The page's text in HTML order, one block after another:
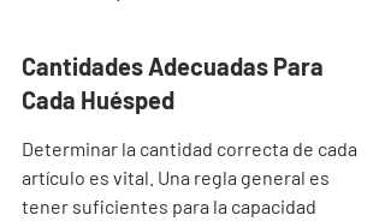
Cantidades Adecuadas Para
Cada Huésped
Determinar la cantidad correcta de cada
artículo es vital. Una regla general es
tener suficientes para la capacidad